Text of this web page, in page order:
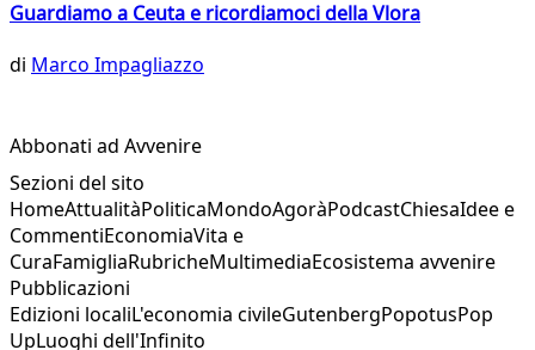
Guardiamo a Ceuta e ricordiamoci della Vlora
di Marco Impagliazzo
Abbonati ad Avvenire
Sezioni del sito
HomeAttualitàPoliticaMondoAgoràPodcastChiesaIdee e
CommentiEconomiaVita e
CuraFamigliaRubricheMultimediaEcosistema avvenire
Pubblicazioni
Edizioni localiL'economia civileGutenbergPopotusPop
UpLuoghi dell'Infinito